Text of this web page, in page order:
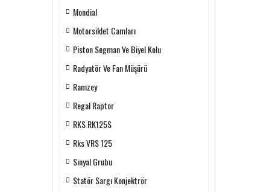
Mondial
Motorsiklet Camları
Piston Segman Ve Biyel Kolu
Radyatör Ve Fan Müşürü
Ramzey
Regal Raptor
RKS RK125S
Rks VRS 125
Sinyal Grubu
Statör Sargı Konjektrör